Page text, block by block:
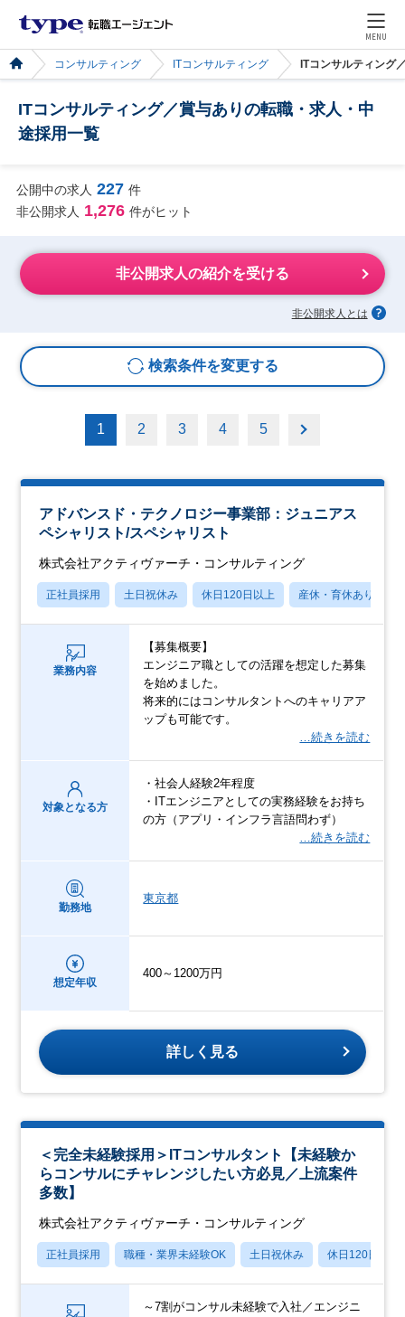
MENU
コンサルティング ITコンサルティング ITコンサルティング
ITコンサルティング／賞与ありの転職・求人・中
途採用一覧
公開中の求人 227 件
非公開求人 1,276 件がヒット
非公開求人の紹介を受ける
非公開求人とは
検索条件を変更する
1 2 3 4 5
アドバンスド・テクノロジー事業部：ジュニアス
ペシャリスト/スペシャリスト
株式会社アクティヴァーチ・コンサルティング
正社員採用 土日祝休み 休日120日以上 産休・育休あり
業務内容
【募集概要】
エンジニア職としての活躍を想定した募集
を始めました。
将来的にはコンサルタントへのキャリアア
ップも可能です。
…続きを読む
対象となる方
・社会人経験2年程度
・ITエンジニアとしての実務経験をお持ち
の方（アプリ・インフラ言語問わず）
…続きを読む
勤務地
東京都
想定年収
400～1200万円
詳しく見る
＜完全未経験採用＞ITコンサルタント【未経験か
らコンサルにチャレンジしたい方必見／上流案件
多数】
株式会社アクティヴァーチ・コンサルティング
正社員採用 職種・業界未経験OK 土日祝休み 休日120日以上
～7割がコンサル未経験で入社／エンジニ